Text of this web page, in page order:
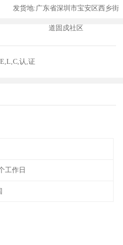
发货地:广东省深圳市宝安区西乡街
道固戍社区
认,证
工作日